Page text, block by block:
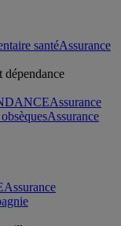
santéAssurance
Assurance
Assurance
Assurance